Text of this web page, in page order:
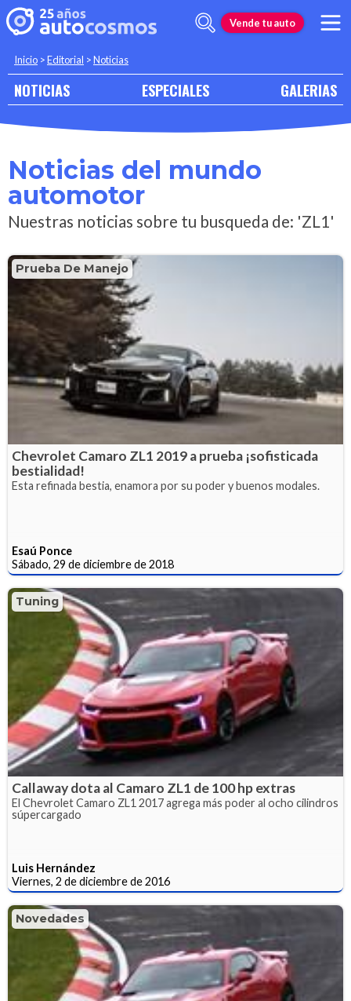
Vende tu auto
Inicio >Editorial >Noticias
NOTICIAS ESPECIALES GALERIAS
Noticias del mundo
automotor
Nuestras noticias sobre tu busqueda de: 'ZL1'
Prueba De Manejo
Chevrolet Camaro ZL1 2019 a prueba ¡sofisticada
bestialidad!
Esta refinada bestia, enamora por su poder y buenos modales.
Esaú Ponce
Sábado, 29 de diciembre de 2018
Tuning
Callaway dota al Camaro ZL1 de 100 hp extras
El Chevrolet Camaro ZL1 2017 agrega más poder al ocho cilindros
súpercargado
Luis Hernández
Viernes, 2 de diciembre de 2016
Novedades